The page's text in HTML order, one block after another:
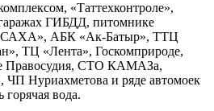
«Таттехконтроле»,
ГИБДД, питомнике
АБК «Ак-Батыр», ТТЦ
ТЦ «Лента», Госкомприроде,
Правосудия, СТО КАМАЗа,
ЧП Нуриахметова и ряде автомоек
горячая вода.